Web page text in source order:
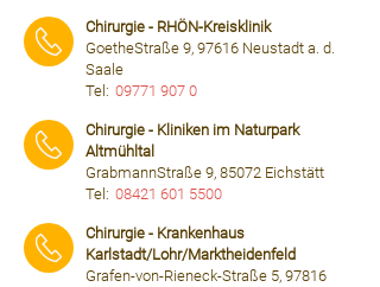
Chirurgie - RHÖN-Kreisklinik
GoetheStraße 9, 97616 Neustadt a. d.
Saale
Tel: 09771 907 0
Chirurgie - Kliniken im Naturpark
Altmühltal
GrabmannStraße 9, 85072 Eichstätt
Tel: 08421 601 5500
Chirurgie - Krankenhaus
Karlstadt/Lohr/Marktheidenfeld
Grafen-von-Rieneck-Straße 5, 97816